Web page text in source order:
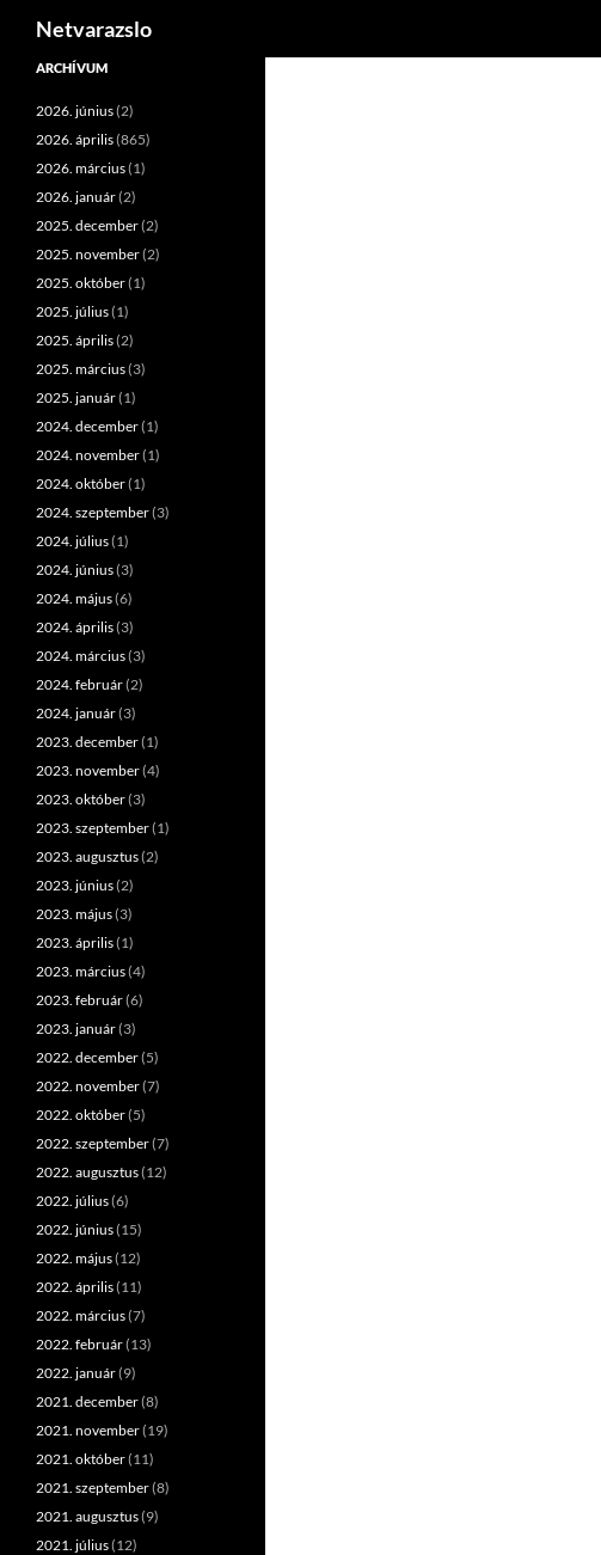
Kilépés
Netvarazslo
ARCHÍVUM
2026. június(2)
2026. április(865)
2026. március(1)
2026. január(2)
2025. december(2)
2025. november(2)
2025. október(1)
2025. július(1)
2025. április(2)
2025. március(3)
2025. január(1)
2024. december(1)
2024. november(1)
2024. október(1)
2024. szeptember(3)
2024. július(1)
2024. június(3)
2024. május(6)
2024. április(3)
2024. március(3)
2024. február(2)
2024. január(3)
2023. december(1)
2023. november(4)
2023. október(3)
2023. szeptember(1)
2023. augusztus(2)
2023. június(2)
2023. május(3)
2023. április(1)
2023. március(4)
2023. február(6)
2023. január(3)
2022. december(5)
2022. november(7)
2022. október(5)
2022. szeptember(7)
2022. augusztus(12)
2022. július(6)
2022. június(15)
2022. május(12)
2022. április(11)
2022. március(7)
2022. február(13)
2022. január(9)
2021. december(8)
2021. november(19)
2021. október(11)
2021. szeptember(8)
2021. augusztus(9)
2021. július(12)